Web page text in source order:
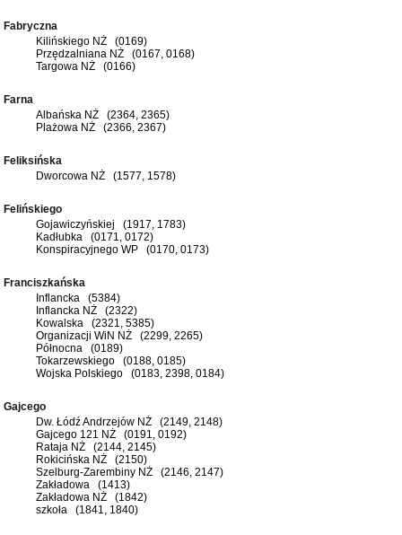
Fabryczna
Kilińskiego NŻ (0169)
Przędzalniana NŻ (0167, 0168)
Targowa NŻ (0166)
Farna
Albańska NŻ (2364, 2365)
Plażowa NŻ (2366, 2367)
Feliksińska
Dworcowa NŻ (1577, 1578)
Felińskiego
Gojawiczyńskiej (1917, 1783)
Kadłubka (0171, 0172)
Konspiracyjnego WP (0170, 0173)
Franciszkańska
Inflancka (5384)
Inflancka NŻ (2322)
Kowalska (2321, 5385)
Organizacji WiN NŻ (2299, 2265)
Północna (0189)
Tokarzewskiego (0188, 0185)
Wojska Polskiego (0183, 2398, 0184)
Gajcego
Dw. Łódź Andrzejów NŻ (2149, 2148)
Gajcego 121 NŻ (0191, 0192)
Rataja NŻ (2144, 2145)
Rokicińska NŻ (2150)
Szelburg-Zarembiny NŻ (2146, 2147)
Zakładowa (1413)
Zakładowa NŻ (1842)
szkoła (1841, 1840)